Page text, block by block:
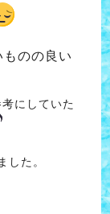
のの良い
にしていた
した。